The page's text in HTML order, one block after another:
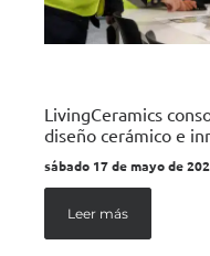
LivingCeramics
diseño cerámico e
sábado 17 de mayo de
Leer más